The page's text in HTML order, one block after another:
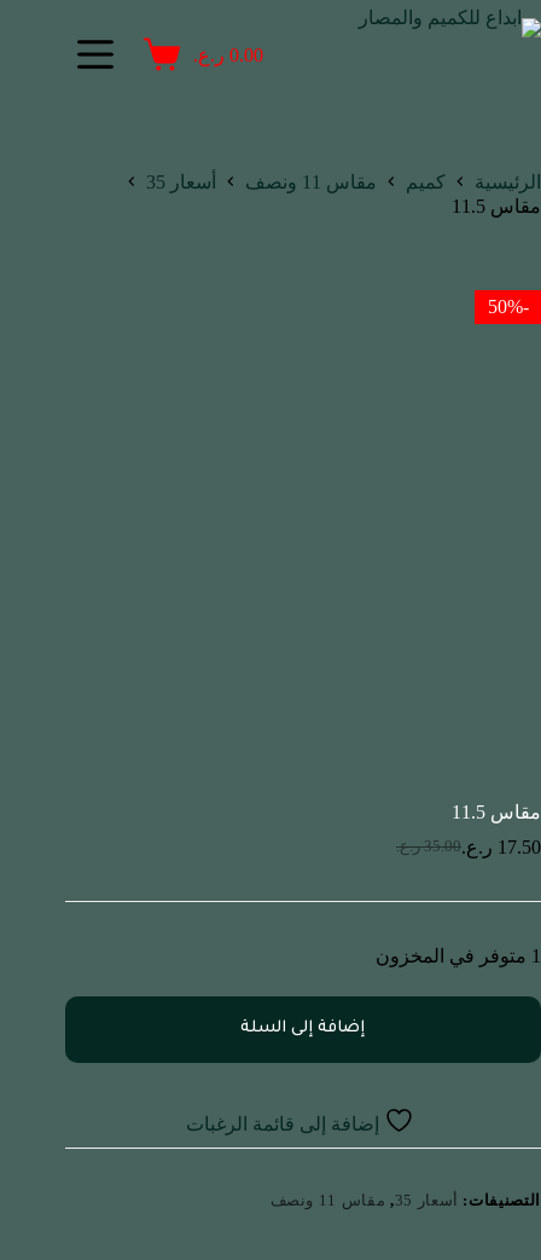
0.00 ر.ع.
الرئيسية كميم مقاس 11 ونصف
أسعار 35
مقاس 11.5
-50%
مقاس 11.5
35.00 ر.ع. 17.50 ر.ع.
1 متوفر في المخزون
إضافة إلى السلة
إضافة إلى قائمة الرغبات
التصنيفات: أسعار 35 , مقاس 11 ونصف